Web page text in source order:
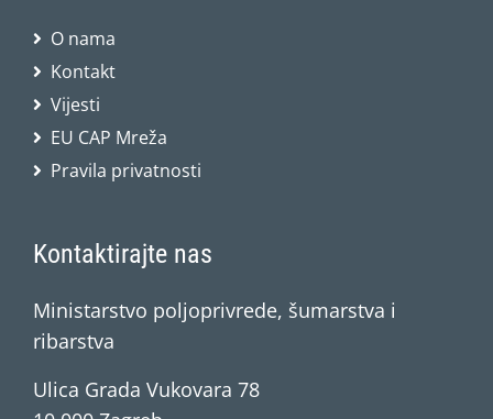
O nama
Kontakt
Vijesti
EU CAP Mreža
Pravila privatnosti
Kontaktirajte nas
Ministarstvo poljoprivrede, šumarstva i
ribarstva
Ulica Grada Vukovara 78